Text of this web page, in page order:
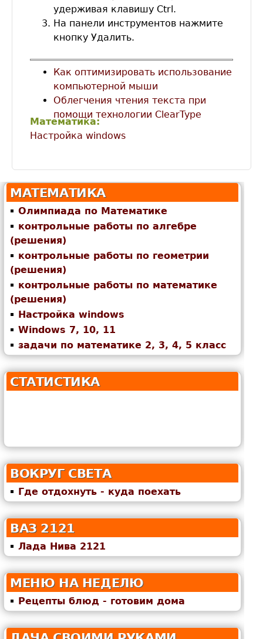
удерживая клавишу Ctrl.
На панели инструментов нажмите
кнопку Удалить.
Как оптимизировать использование
компьютерной мыши
Облегчения чтения текста при
помощи технологии ClearType
Математика:
Настройка windows
МАТЕМАТИКА
Олимпиада по Математике
контрольные работы по алгебре
(решения)
контрольные работы по геометрии
(решения)
контрольные работы по математике
(решения)
Настройка windows
Windows 7, 10, 11
задачи по математике 2, 3, 4, 5 класс
СТАТИСТИКА
ВОКРУГ СВЕТА
Где отдохнуть - куда поехать
ВАЗ 2121
Лада Нива 2121
МЕНЮ НА НЕДЕЛЮ
Рецепты блюд - готовим дома